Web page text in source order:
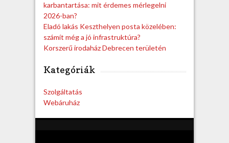
karbantartása: mit érdemes mérlegelni
2026-ban?
Eladó lakás Keszthelyen posta közelében:
számít még a jó infrastruktúra?
Korszerű irodaház Debrecen területén
Kategóriák
Szolgáltatás
Webáruház